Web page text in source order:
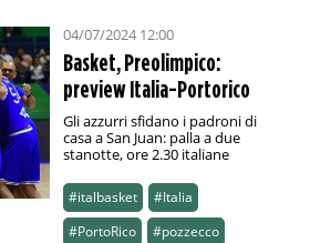
04/07/2024 12:00
Basket, Preolimpico:
preview Italia-Portorico
Gli azzurri sfidano i padroni di
casa a San Juan: palla a due
stanotte, ore 2.30 italiane
#italbasket
#Italia
#PortoRico
#pozzecco